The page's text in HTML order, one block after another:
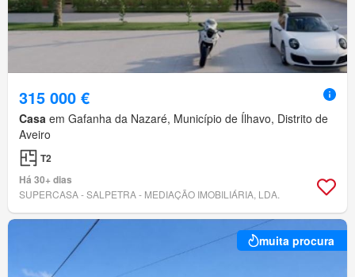
315 000 €
Casa em Gafanha da Nazaré, Município de Ílhavo, Distrito de
Aveiro
T2
Há 30+ dias
SUPERCASA - SALPETRA - MEDIAÇÃO IMOBILIÁRIA, LDA.
muita procura